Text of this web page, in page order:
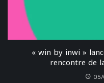
« win by inwi »
rencontre de